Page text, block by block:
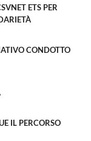
ETS PER
CONDOTTO
IL PERCORSO